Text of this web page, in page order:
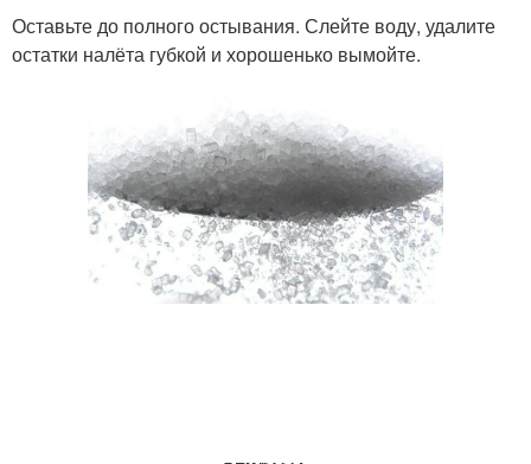
Оставьте до полного остывания. Слейте воду, удалите
остатки налёта губкой и хорошенько вымойте.